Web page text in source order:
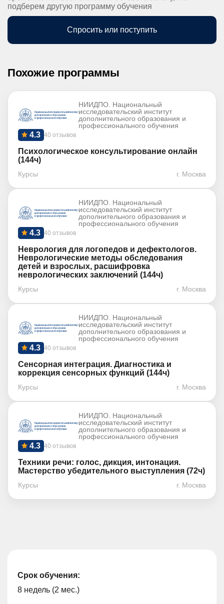
подберем другую программу обучения
Спросить или поступить
Похожие программы
НИИДПО. Национальный
исследовательский институт
дополнительного образования и
профессионального обучения
40 отзывов
4.3
Психологическое консультирование онлайн
(144ч)
Курсы г. Москва
НИИДПО. Национальный
исследовательский институт
дополнительного образования и
профессионального обучения
40 отзывов
4.3
Неврология для логопедов и дефектологов.
Неврологические методы обследования
детей и взрослых, расшифровка
неврологических заключений (144ч)
Курсы г. Москва
НИИДПО. Национальный
исследовательский институт
дополнительного образования и
профессионального обучения
40 отзывов
4.3
Сенсорная интеграция. Диагностика и
коррекция сенсорных функций (144ч)
Курсы г. Москва
НИИДПО. Национальный
исследовательский институт
дополнительного образования и
профессионального обучения
40 отзывов
4.3
Техники речи: голос, дикция, интонация.
Мастерство убедительного выступления (72ч)
Курсы г. Москва
Срок обучения:
8 недель (2 мес.)